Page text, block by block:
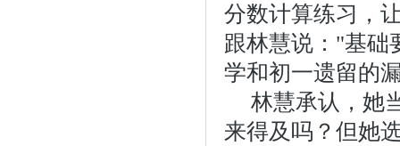
分数计算练习，
跟林慧说："基础
学和初一遗留的
林慧承认，她
来得及吗？但她